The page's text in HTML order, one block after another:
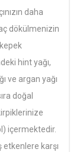
daha
dökülmenizin
hint yağı,
ve argan yağı
doğal
içermektedir.
etkenlere karşı